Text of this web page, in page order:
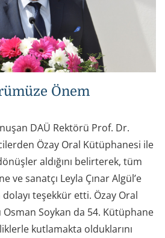
Önem
DAÜ Rektörü Prof. Dr.
Özay Oral Kütüphanesi ile
aldığını belirterek, tüm
ve sanatçı Leyla Çınar Algül’e
teşekkür etti. Özay Oral
Soykan da 54. Kütüphane
kutlamakta olduklarını